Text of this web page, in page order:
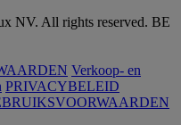
NV. All rights reserved. BE
Verkoop- en
PRIVACYBELEID